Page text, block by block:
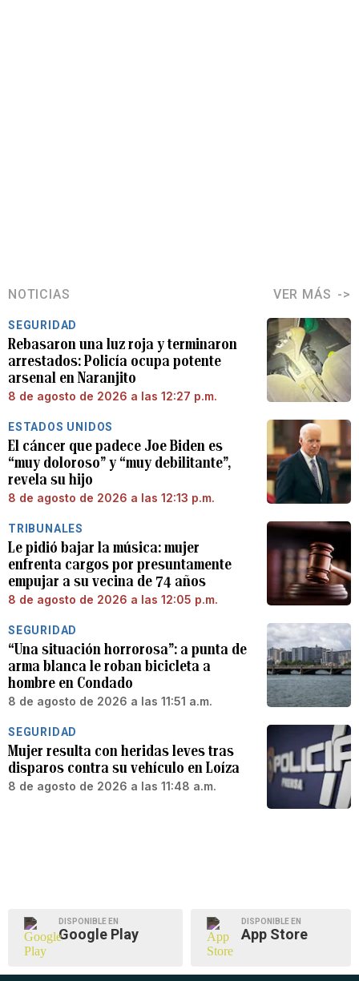
NOTICIAS VER MÁS
SEGURIDAD
Rebasaron una luz roja y terminaron
arrestados: Policía ocupa potente
arsenal en Naranjito
8 de agosto de 2026 a las 12:27 p.m.
ESTADOS UNIDOS
El cáncer que padece Joe Biden es
“muy doloroso” y “muy debilitante”,
revela su hijo
8 de agosto de 2026 a las 12:13 p.m.
TRIBUNALES
Le pidió bajar la música: mujer
enfrenta cargos por presuntamente
empujar a su vecina de 74 años
8 de agosto de 2026 a las 12:05 p.m.
SEGURIDAD
“Una situación horrorosa”: a punta de
arma blanca le roban bicicleta a
hombre en Condado
8 de agosto de 2026 a las 11:51 a.m.
SEGURIDAD
Mujer resulta con heridas leves tras
disparos contra su vehículo en Loíza
8 de agosto de 2026 a las 11:48 a.m.
DISPONIBLE EN
Google Play
DISPONIBLE EN
App Store